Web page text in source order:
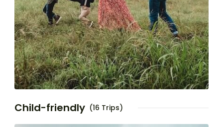
Child-friendly (16 Trips)